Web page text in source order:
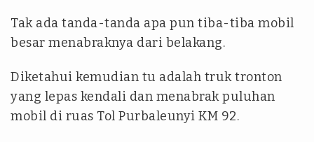
Tak ada tanda-tanda apa pun tiba-tiba mobil
besar menabraknya dari belakang.
Diketahui kemudian tu adalah truk tronton
yang lepas kendali dan menabrak puluhan
mobil di ruas Tol Purbaleunyi KM 92.